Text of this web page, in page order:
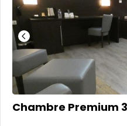
Chambre Premium